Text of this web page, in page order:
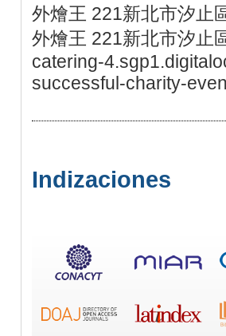
外燴王 221新北市汐止
外燴王 221新北市汐止
catering-
successful-charity-
Indizaciones